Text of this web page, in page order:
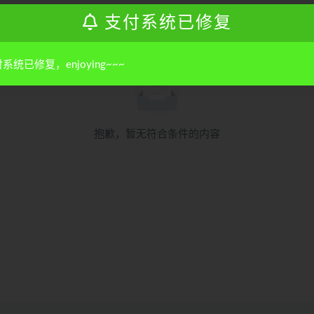
抱歉，暂无符合条件的内容
支付系统已修复
系统已修复，enjoying~~~